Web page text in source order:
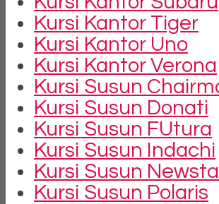
Kursi Kantor Tiger
Kursi Kantor Uno
Kursi Kantor Verona
Kursi Susun
Kursi Susun Donati
Kursi Susun FUtura
Kursi Susun Indachi
Kursi Susun
Kursi Susun Polaris